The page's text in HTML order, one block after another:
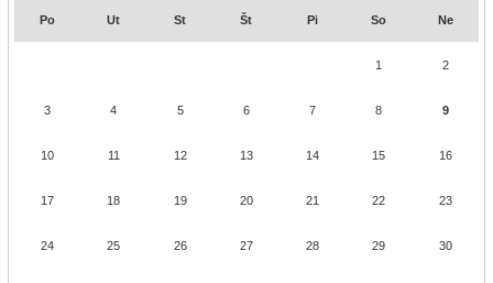
Po Ut St Št Pi So Ne
1 2
3 4 5 6 7 8 9
10 11 12 13 14 15 16
17 18 19 20 21 22 23
24 25 26 27 28 29 30